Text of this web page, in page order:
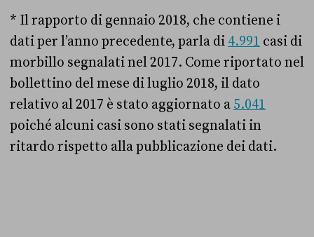
* Il rapporto di gennaio 2018, che contiene i
dati per l’anno precedente, parla di 4.991 casi di
morbillo segnalati nel 2017. Come riportato nel
bollettino del mese di luglio 2018, il dato
relativo al 2017 è stato aggiornato a 5.041
poiché alcuni casi sono stati segnalati in
ritardo rispetto alla pubblicazione dei dati.